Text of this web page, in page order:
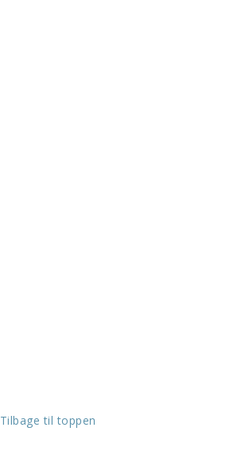
Tilbage til toppen